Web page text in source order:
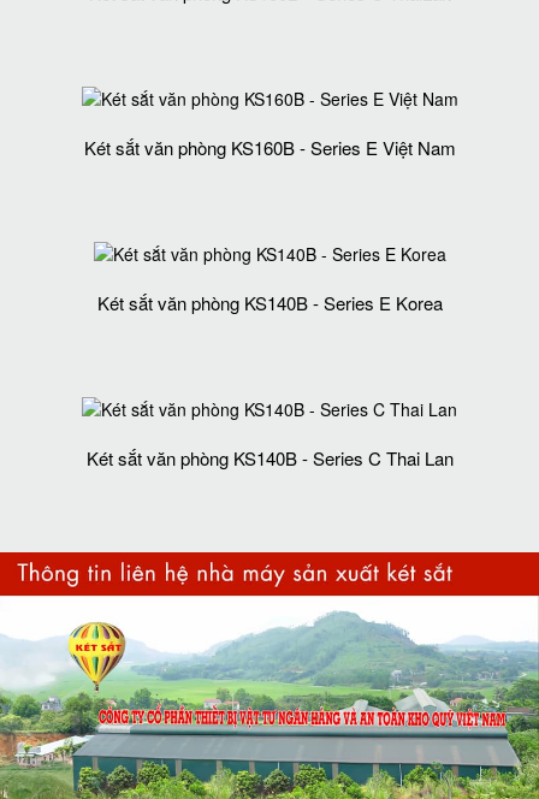
Két sắt văn phòng KS160B - Series E Việt Nam
Két sắt văn phòng KS140B - Series E Korea
Két sắt văn phòng KS140B - Series C Thai Lan